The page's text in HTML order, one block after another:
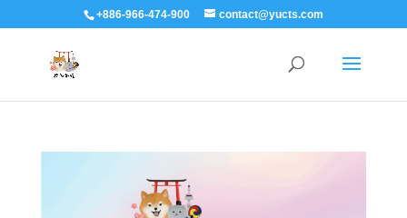
+886-966-474-900 contact@yucts.com